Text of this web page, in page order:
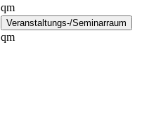
qm
Veranstaltungs-/Seminarraum
qm